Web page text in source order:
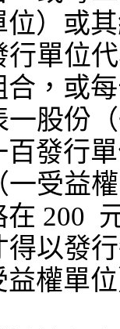
位）或
合，或
百發行
在 200
益權單